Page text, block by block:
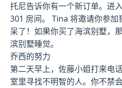
托尼告诉你有一个新订单。进
301 房间。 Tina 将邀请你参
呆了！如果你买了海滨别墅，
滨别墅睡觉。
乔西的努力
第二天早上，佐藤小姐打来电
室里寻找不明智的人。你不禁